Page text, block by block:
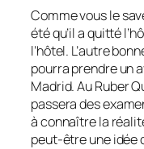
Comme vous le
été qu’il a quitté
l’hôtel. L’autre
pourra prendre un
Madrid. Au Ruber
passera des
à connaître la
peut-être une idée